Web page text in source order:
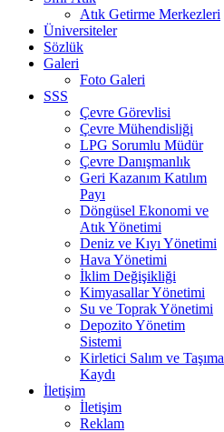
Atık Getirme Merkezleri
Üniversiteler
Sözlük
Galeri
Foto Galeri
SSS
Çevre Görevlisi
Çevre Mühendisliği
LPG Sorumlu Müdür
Çevre Danışmanlık
Geri Kazanım Katılım
Payı
Döngüsel Ekonomi ve
Atık Yönetimi
Deniz ve Kıyı Yönetimi
Hava Yönetimi
İklim Değişikliği
Kimyasallar Yönetimi
Su ve Toprak Yönetimi
Depozito Yönetim
Sistemi
Kirletici Salım ve Taşıma
Kaydı
İletişim
İletişim
Reklam